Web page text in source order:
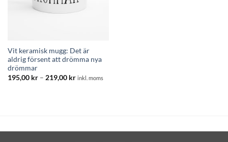
Vit keramisk mugg: Det är
aldrig försent att drömma nya
drömmar
195,00 kr – 219,00 krPrisintervall:
inkl. moms